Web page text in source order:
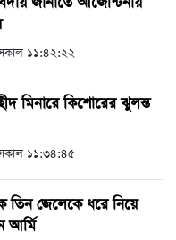
১১:৪২:২২
মিনারে কিশোরের ঝুলন্ত
১১:৩৪:৪৫
তিন জেলেকে ধরে নিয়ে
আর্মি